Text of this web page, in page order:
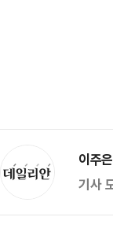
이주
기사